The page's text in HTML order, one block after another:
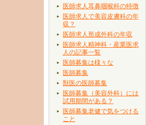
医師求人耳鼻咽喉科の特徴
医師求人で美容皮膚科の年
収？
医師求人形成外科の年収
医師求人精神科・産業医求
人の記事一覧
医師募集は様々な
医師募集
獣医の医師募集
医師募集（美容外科）には
試用期間がある？
医師募集老健で気をつける
こと